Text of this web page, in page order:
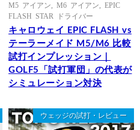
M5 アイアン
M6 アイアン
EPIC
FLASH STAR ドライバー
キャロウェイ EPIC FLASH vs
テーラーメイド M5/M6 比較
試打インプレッション｜
GOLF5「試打軍団」の代表が
シミュレーション対決
ウェッジの試打・レビュー